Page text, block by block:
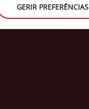
GERIR PREFERÊNCIAS